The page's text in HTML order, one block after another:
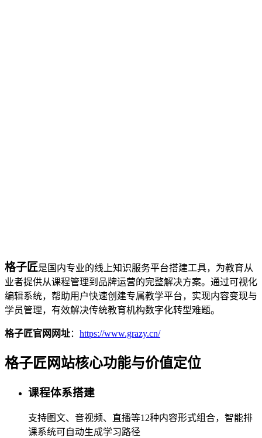
格子匠是国内专业的线上知识服务平台搭建工具，为教育从
业者提供从课程管理到品牌运营的完整解决方案。通过可视化
编辑系统，帮助用户快速创建专属教学平台，实现内容变现与
学员管理，有效解决传统教育机构数字化转型难题。
格子匠官网网址： https://www.grazy.cn/
格子匠网站核心功能与价值定位
课程体系搭建
支持图文、音视频、直播等12种内容形式组合，智能排
课系统可自动生成学习路径